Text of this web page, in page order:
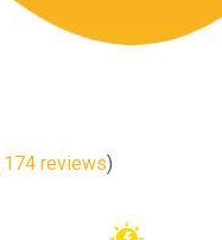
174 reviews)